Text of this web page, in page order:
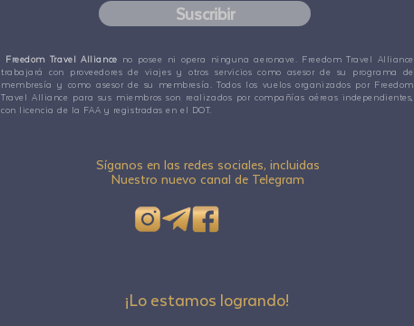
Suscribir
Freedom Travel Alliance no posee ni opera ninguna aeronave. Freedom Travel Alliance
trabajará con proveedores de viajes y otros servicios como asesor de su programa de
membresía y como asesor de su membresía. Todos los vuelos organizados por Freedom
Travel Alliance para sus miembros son realizados por compañías aéreas independientes,
con licencia de la FAA y registradas en el DOT.
Síganos en las redes sociales, incluidas
Nuestro nuevo canal de Telegram
¡Lo estamos logrando!